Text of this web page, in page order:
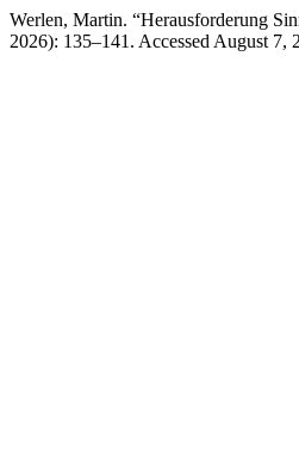
Werlen, Martin. “Herausforderung
2026): 135–141. Accessed August 7,